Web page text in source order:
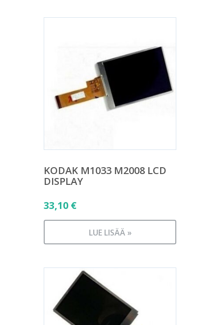
KODAK M1033 M2008 LCD
DISPLAY
33,10 €
LUE LISÄÄ »